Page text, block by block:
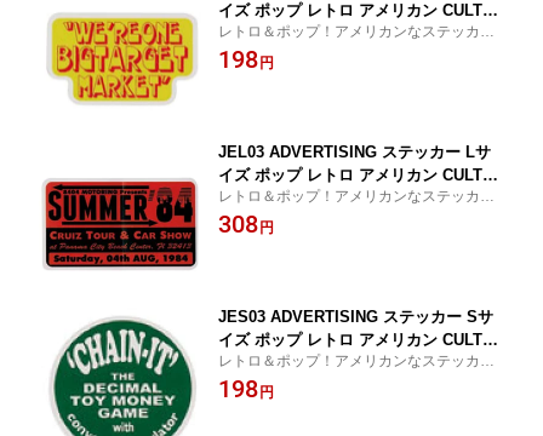
イズ ポップ レトロ アメリカン CULTUR
E MART ブランド グッズ
レトロ＆ポップ！アメリカンなステッカ
ー！
198円
JEL03 ADVERTISING ステッカー Lサ
イズ ポップ レトロ アメリカン CULTUR
E MART ブランド グッズ
レトロ＆ポップ！アメリカンなステッカ
ー！
308円
JES03 ADVERTISING ステッカー Sサ
イズ ポップ レトロ アメリカン CULTUR
E MART ブランド グッズ
レトロ＆ポップ！アメリカンなステッカ
ー！
198円